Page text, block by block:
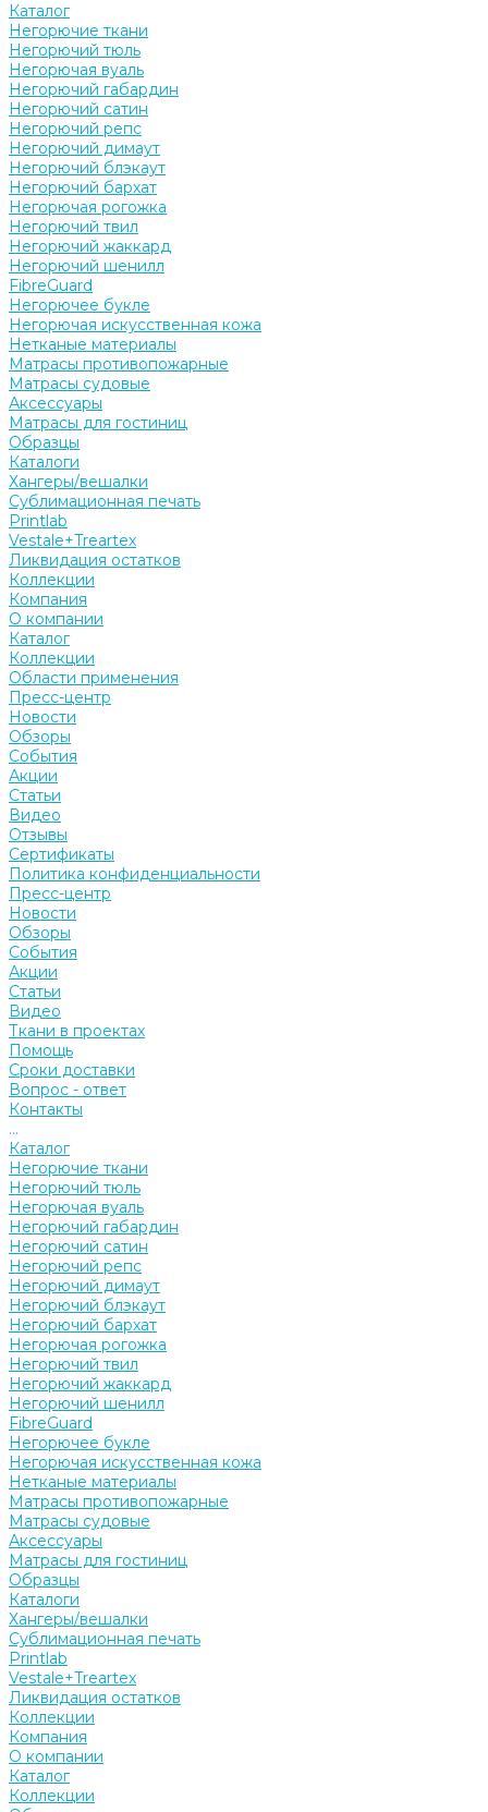
Каталог
Негорючие ткани
Негорючий тюль
Негорючая вуаль
Негорючий габардин
Негорючий сатин
Негорючий репс
Негорючий димаут
Негорючий блэкаут
Негорючий бархат
Негорючая рогожка
Негорючий твил
Негорючий жаккард
Негорючий шенилл
FibreGuard
Негорючее букле
Негорючая искусственная кожа
Нетканые материалы
Матрасы противопожарные
Матрасы судовые
Аксессуары
Матрасы для гостиниц
Образцы
Каталоги
Хангеры/вешалки
Сублимационная печать
Printlab
Vestale+Treartex
Ликвидация остатков
Коллекции
Компания
О компании
Каталог
Коллекции
Области применения
Пресс-центр
Новости
Обзоры
События
Акции
Статьи
Видео
Отзывы
Сертификаты
Политика конфиденциальности
Пресс-центр
Новости
Обзоры
События
Акции
Статьи
Видео
Ткани в проектах
Помощь
Сроки доставки
Вопрос - ответ
Контакты
...
Каталог
Негорючие ткани
Негорючий тюль
Негорючая вуаль
Негорючий габардин
Негорючий сатин
Негорючий репс
Негорючий димаут
Негорючий блэкаут
Негорючий бархат
Негорючая рогожка
Негорючий твил
Негорючий жаккард
Негорючий шенилл
FibreGuard
Негорючее букле
Негорючая искусственная кожа
Нетканые материалы
Матрасы противопожарные
Матрасы судовые
Аксессуары
Матрасы для гостиниц
Образцы
Каталоги
Хангеры/вешалки
Сублимационная печать
Printlab
Vestale+Treartex
Ликвидация остатков
Коллекции
Компания
О компании
Каталог
Коллекции